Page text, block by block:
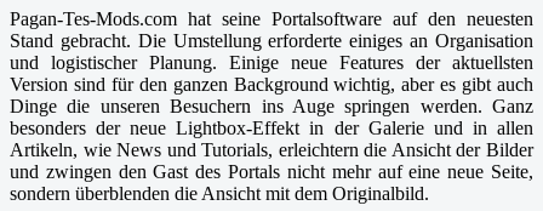
Pagan-Tes-Mods.com hat seine Portalsoftware auf den neuesten
Stand gebracht. Die Umstellung erforderte einiges an Organisation
und logistischer Planung. Einige neue Features der aktuellsten
Version sind für den ganzen Background wichtig, aber es gibt auch
Dinge die unseren Besuchern ins Auge springen werden. Ganz
besonders der neue Lightbox-Effekt in der Galerie und in allen
Artikeln, wie News und Tutorials, erleichtern die Ansicht der Bilder
und zwingen den Gast des Portals nicht mehr auf eine neue Seite,
sondern überblenden die Ansicht mit dem Originalbild.